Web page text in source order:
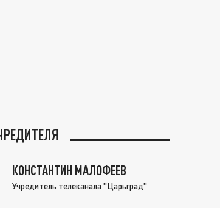
КОНСТАНТИН МАЛОФЕЕВ
Учредитель телеканала "Царьград"